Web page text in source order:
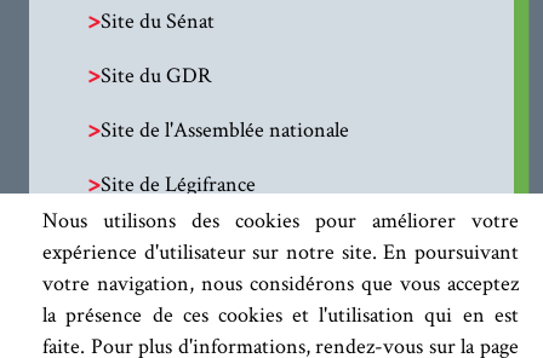
Nous utilisons des cookies pour améliorer votre
expérience d'utilisateur sur notre site. En poursuivant
votre navigation, nous considérons que vous acceptez
la présence de ces cookies et l'utilisation qui en est
faite. Pour plus d'informations, rendez-vous sur la page
>Site du Sénat
>Site du GDR
>Site de l'Assemblée nationale
>Site de Légifrance